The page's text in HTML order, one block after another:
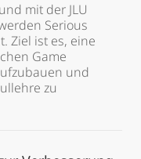
mit der JLU
Serious
Ziel ist es, eine
Game
und
zu